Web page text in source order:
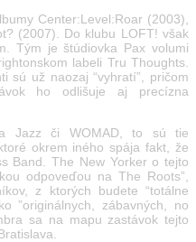
Center:Level:Roar (2003),
(2007). Do klubu LOFT! však
Tým je štúdiovka Pax volumi
labeli Tru Thoughts.
sú už naozaj “vyhratí”, pričom
ho odlišuje aj precízna
Jazz či WOMAD, to sú tie
okrem iného spája fakt, že
Band. The New Yorker o tejto
odpoveďou na The Roots”,
z ktorých budete “totálne
”originálnych, zábavných, no
sa na mapu zastávok tejto